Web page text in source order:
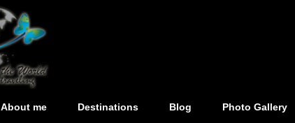
About me Destinations Blog Photo Gallery